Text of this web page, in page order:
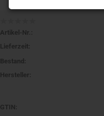
Artikel-Nr.:
Lieferzeit:
Bestand:
Hersteller:
GTIN: